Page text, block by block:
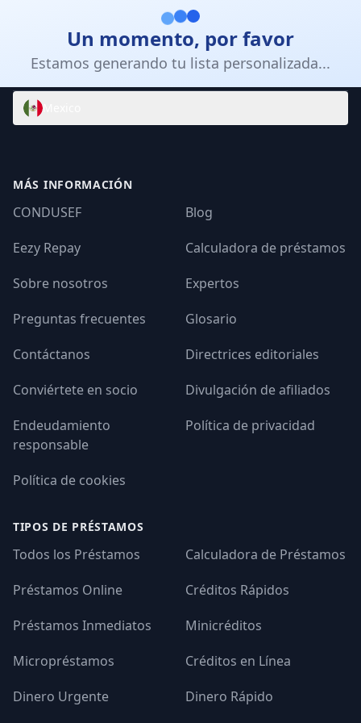
Un momento, por favor
Estamos generando tu lista personalizada...
Intelligent Banker ApS - Brandts Passage 29, 2. -
5000 Odense C - Denmark - VAT: DK32260055
info@moneezy.com
MÁS INFORMACIÓN
CONDUSEF
Blog
Eezy Repay
Calculadora de préstamos
Sobre nosotros
Expertos
Preguntas frecuentes
Glosario
Contáctanos
Directrices editoriales
Conviértete en socio
Divulgación de afiliados
Endeudamiento
responsable
Política de privacidad
Política de cookies
TIPOS DE PRÉSTAMOS
Todos los Préstamos
Calculadora de Préstamos
Préstamos Online
Créditos Rápidos
Préstamos Inmediatos
Minicréditos
Micropréstamos
Créditos en Línea
Dinero Urgente
Dinero Rápido